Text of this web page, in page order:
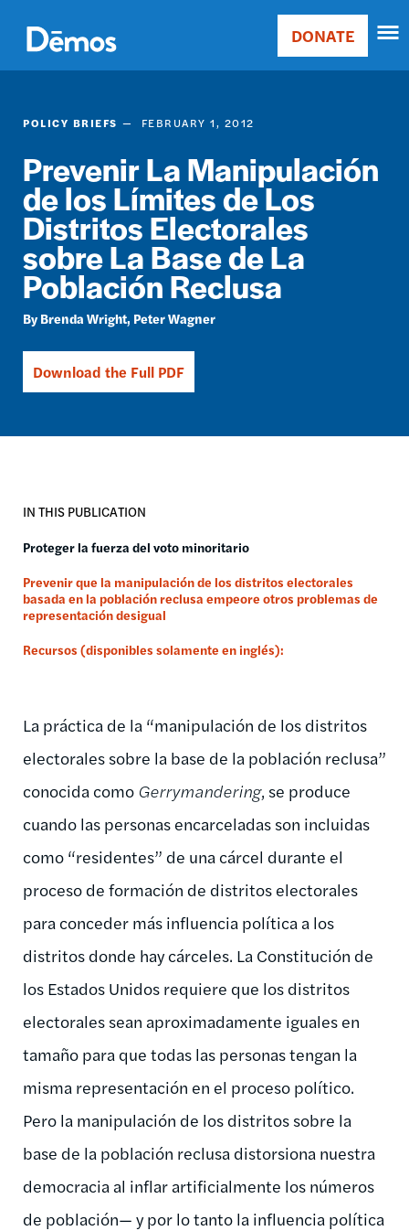
main
content
Main
Donate
DONATE
POLICY BRIEFS FEBRUARY 1, 2012
Prevenir La Manipulación
de los Límites de Los
Distritos Electorales
sobre La Base de La
Población Reclusa
Brenda Wright Peter Wagner
Download the Full PDF
IN THIS PUBLICATION
Proteger la fuerza del voto minoritario
Prevenir que la manipulación de los distritos electorales
basada en la población reclusa empeore otros problemas de
representación desigual
Recursos (disponibles solamente en inglés):
La práctica de la “manipulación de los distritos
electorales sobre la base de la población reclusa”
conocida como Gerrymandering, se produce
cuando las personas encarceladas son incluidas
como “residentes” de una cárcel durante el
proceso de formación de distritos electorales
para conceder más influencia política a los
distritos donde hay cárceles. La Constitución de
los Estados Unidos requiere que los distritos
electorales sean aproximadamente iguales en
tamaño para que todas las personas tengan la
misma representación en el proceso político.
Pero la manipulación de los distritos sobre la
base de la población reclusa distorsiona nuestra
democracia al inflar artificialmente los números
de población— y por lo tanto la influencia política